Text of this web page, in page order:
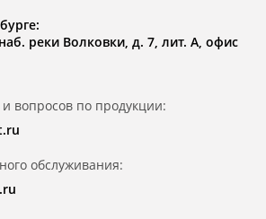
реки Волковки, д. 7, лит. А, офис
вопросов по продукции:
обслуживания: